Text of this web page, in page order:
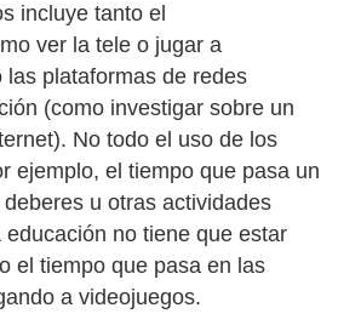
incluye tanto el
ver la tele o jugar a
plataformas de redes
(como investigar sobre un
No todo el uso de los
ejemplo, el tiempo que pasa un
u otras actividades
no tiene que estar
el tiempo que pasa en las
a videojuegos.